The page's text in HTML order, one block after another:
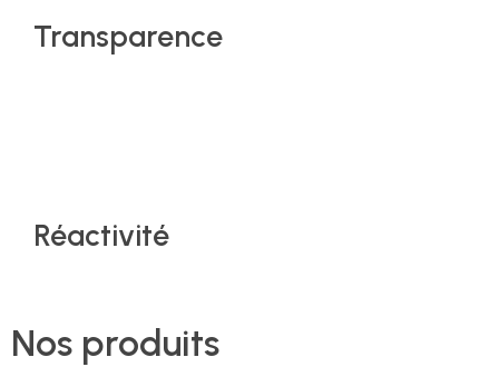
Transparence
Réactivité
Nos produits